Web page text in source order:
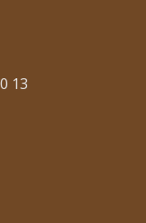
13